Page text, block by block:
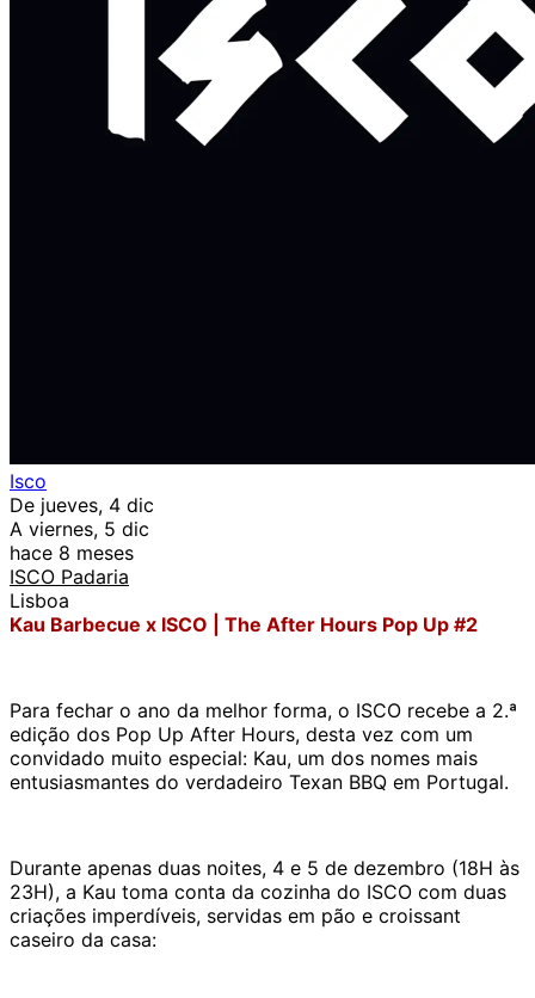
Isco
De jueves, 4 dic
A viernes, 5 dic
hace 8 meses
ISCO Padaria
Lisboa
Kau Barbecue x ISCO | The After Hours Pop Up #2
Para fechar o ano da melhor forma, o ISCO recebe a 2.ª
edição dos Pop Up After Hours, desta vez com um
convidado muito especial: Kau, um dos nomes mais
entusiasmantes do verdadeiro Texan BBQ em Portugal.
Durante apenas duas noites, 4 e 5 de dezembro (18H às
23H), a Kau toma conta da cozinha do ISCO com duas
criações imperdíveis, servidas em pão e croissant
caseiro da casa: